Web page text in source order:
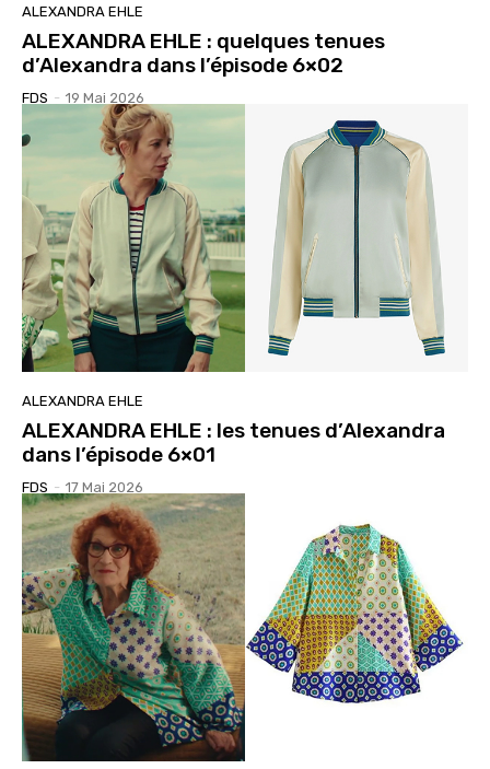
ALEXANDRA EHLE
ALEXANDRA EHLE : quelques tenues
d’Alexandra dans l’épisode 6×02
FDS - 19 Mai 2026
ALEXANDRA EHLE
ALEXANDRA EHLE : les tenues d’Alexandra
dans l’épisode 6×01
FDS - 17 Mai 2026